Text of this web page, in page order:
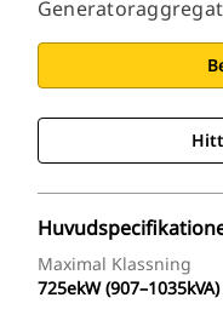
Maximal Klassning
725ekW (907–1035kVA)